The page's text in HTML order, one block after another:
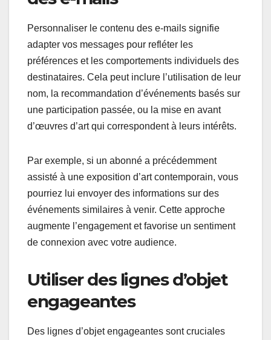
Personnaliser le contenu des e-mails signifie
adapter vos messages pour refléter les
préférences et les comportements individuels des
destinataires. Cela peut inclure l’utilisation de leur
nom, la recommandation d’événements basés sur
une participation passée, ou la mise en avant
d’œuvres d’art qui correspondent à leurs intérêts.
Par exemple, si un abonné a précédemment
assisté à une exposition d’art contemporain, vous
pourriez lui envoyer des informations sur des
événements similaires à venir. Cette approche
augmente l’engagement et favorise un sentiment
de connexion avec votre audience.
Utiliser des lignes d’objet
engageantes
Des lignes d’objet engageantes sont cruciales